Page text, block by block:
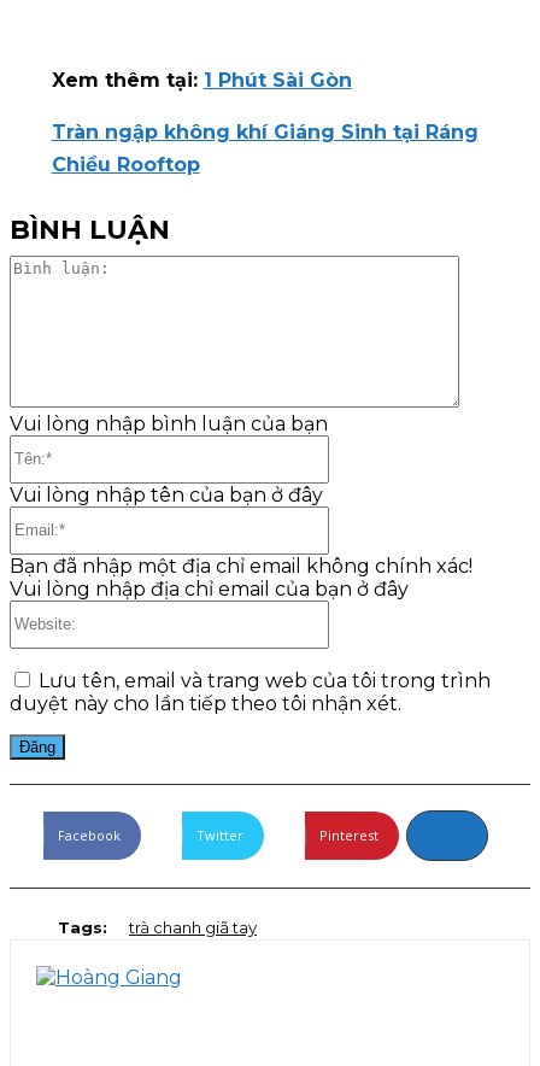
Xem thêm tại: 1 Phút Sài Gòn
Tràn ngập không khí Giáng Sinh tại Ráng
Chiều Rooftop
BÌNH LUẬN
Vui lòng nhập bình luận của bạn
Vui lòng nhập tên của bạn ở đây
Bạn đã nhập một địa chỉ email không chính xác!
Vui lòng nhập địa chỉ email của bạn ở đây
Lưu tên, email và trang web của tôi trong trình
duyệt này cho lần tiếp theo tôi nhận xét.
Facebook Twitter Pinterest
Tags: trà chanh giã tay